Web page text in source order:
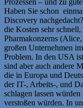
Haben Sie schon
Discovery
die Kosten sehr
Pharmakonzerns
großen Unternehmen
Problem. In den USA
sind aber auch andere
die in Europa und
der IT-, Arbeits-, und
schlagen lassen
verstoßen würden. In